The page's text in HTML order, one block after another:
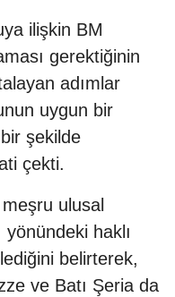
ilişkin BM
gerektiğinin
adımlar
uygun bir
şekilde
çekti.
ulusal
yönündeki haklı
belirterek,
ve Batı Şeria da